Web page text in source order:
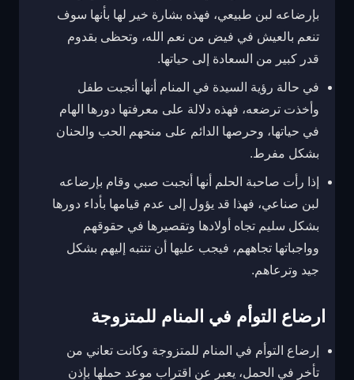
بإرضاعه لبن طبيعي، فهذه بشارة خير لها بأنها سوف
تنعم بالعيش في فيض من نعم الله، وتحظى بقدوم
قدر كبير من السعادة إلى حياتها.
في حالة رؤية السيدة في المنام أنها أنجبت طفل
وأخذت ترضعه، فهذه دلالة على معرفتها دورها الهام
في حياتها، وحرصها الدائم على منحهم الحب والحنان
بشكل مفرط.
إذا رأت صاحبة الحلم أنها أنجبت صبي وقام بإرضاعه
لبن صناعي، فهذا قد يؤول إلى عدم قيامها بأداء دورها
بشكل سليم تجاه أولادها وتقصيرها في حقوقهم
وواجباتها تجاههم، فيجب عليها أن تنتبه إليهم بشكل
جيد وترعاهم.
ارضاع التوأم في المنام للمتزوجة
إرضاع التوأم في المنام للمتزوجة وكانت تعاني من
تأخر في الحمل، يعبر عن اقتراب موعد حملها بإذن